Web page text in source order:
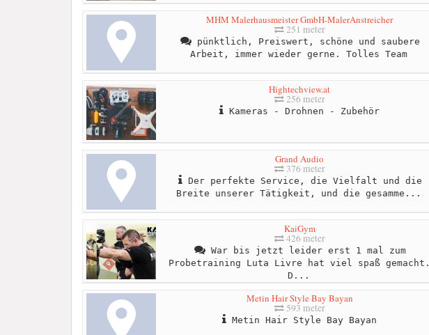
MHM Malerhausmeister GmbH-MalerAnstreicher
251 meter
pünktlich, Preiswert, schöne und saubere
Arbeit, immer wieder gerne. Tolles Team
Hightechview.at
256 meter
Kameras - Drohnen - Zubehör
Grand Audio
376 meter
Der perfekte Service, die Vielfalt und die
Breite unserer Tätigkeit, und die gesamme...
KaiGym
426 meter
War bis jetzt leider erst 1 mal zum
Probetraining Luta Livre hat viel spaß gemacht.
D...
Metin Hair Style Bay Bayan
593 meter
Metin Hair Style Bay Bayan